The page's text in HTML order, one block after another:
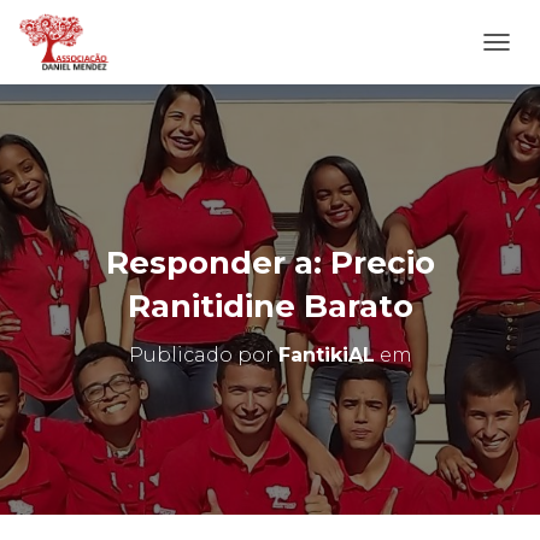
L
T
E
R
N
A
N
A
E
G
O
Responder a: Precio
Ranitidine Barato
Publicado porFantikiALem